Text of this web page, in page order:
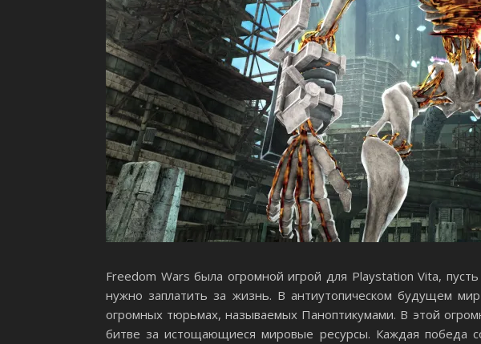
Freedom Wars была огромной игрой для Playstation Vita,
нужно заплатить за жизнь. В антиутопическом будущем
огромных тюрьмах, называемых Паноптикумами. В этой
битве за истощающиеся мировые ресурсы. Каждая победа